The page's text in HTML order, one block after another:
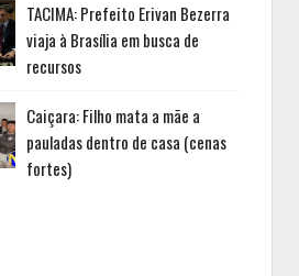
TACIMA: Prefeito Erivan Bezerra
viaja à Brasília em busca de
recursos
Caiçara: Filho mata a mãe a
pauladas dentro de casa (cenas
fortes)